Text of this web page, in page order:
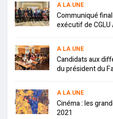
A LA UNE
Communiqué
exécutif de
A LA UNE
Candidats aux
du président du
A LA UNE
Cinéma : les
2021